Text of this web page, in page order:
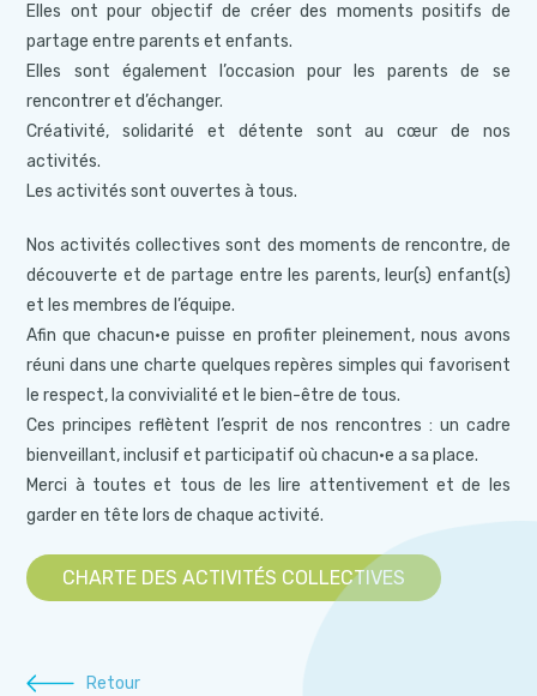
Elles ont pour objectif de créer des moments positifs de
partage entre parents et enfants.
Elles sont également l’occasion pour les parents de se
rencontrer et d’échanger.
Créativité, solidarité et détente sont au cœur de nos
activités.
Les activités sont ouvertes à tous.
Nos activités collectives sont des moments de rencontre, de
découverte et de partage entre les parents, leur(s) enfant(s)
et les membres de l’équipe.
Afin que chacun·e puisse en profiter pleinement, nous avons
réuni dans une charte quelques repères simples qui favorisent
le respect, la convivialité et le bien-être de tous.
Ces principes reflètent l’esprit de nos rencontres : un cadre
bienveillant, inclusif et participatif où chacun·e a sa place.
Merci à toutes et tous de les lire attentivement et de les
garder en tête lors de chaque activité.
CHARTE DES ACTIVITÉS COLLECTIVES
Retour